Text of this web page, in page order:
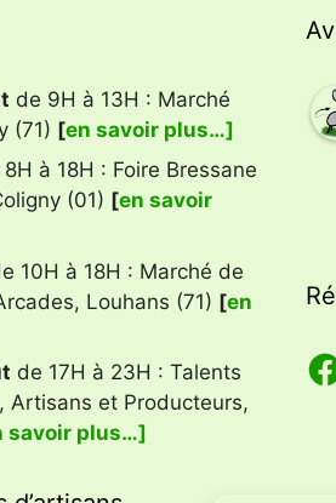
de 9H à 13H : Marché
(71) [en savoir plus…]
à 18H : Foire Bressane
(01) [en savoir
10H à 18H : Marché de
Louhans (71) [en
de 17H à 23H : Talents
Artisans et Producteurs,
savoir plus…]